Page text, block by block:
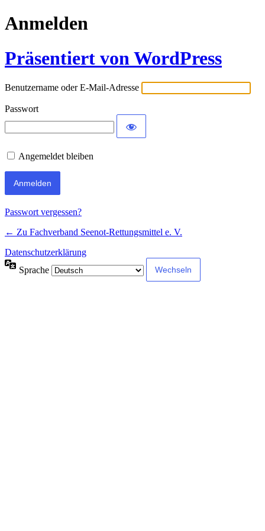
Anmelden
Präsentiert von WordPress
Benutzername oder E-Mail-Adresse
Passwort
Angemeldet bleiben
Passwort vergessen?
← Zu Fachverband Seenot-Rettungsmittel e. V.
Datenschutzerklärung
Sprache